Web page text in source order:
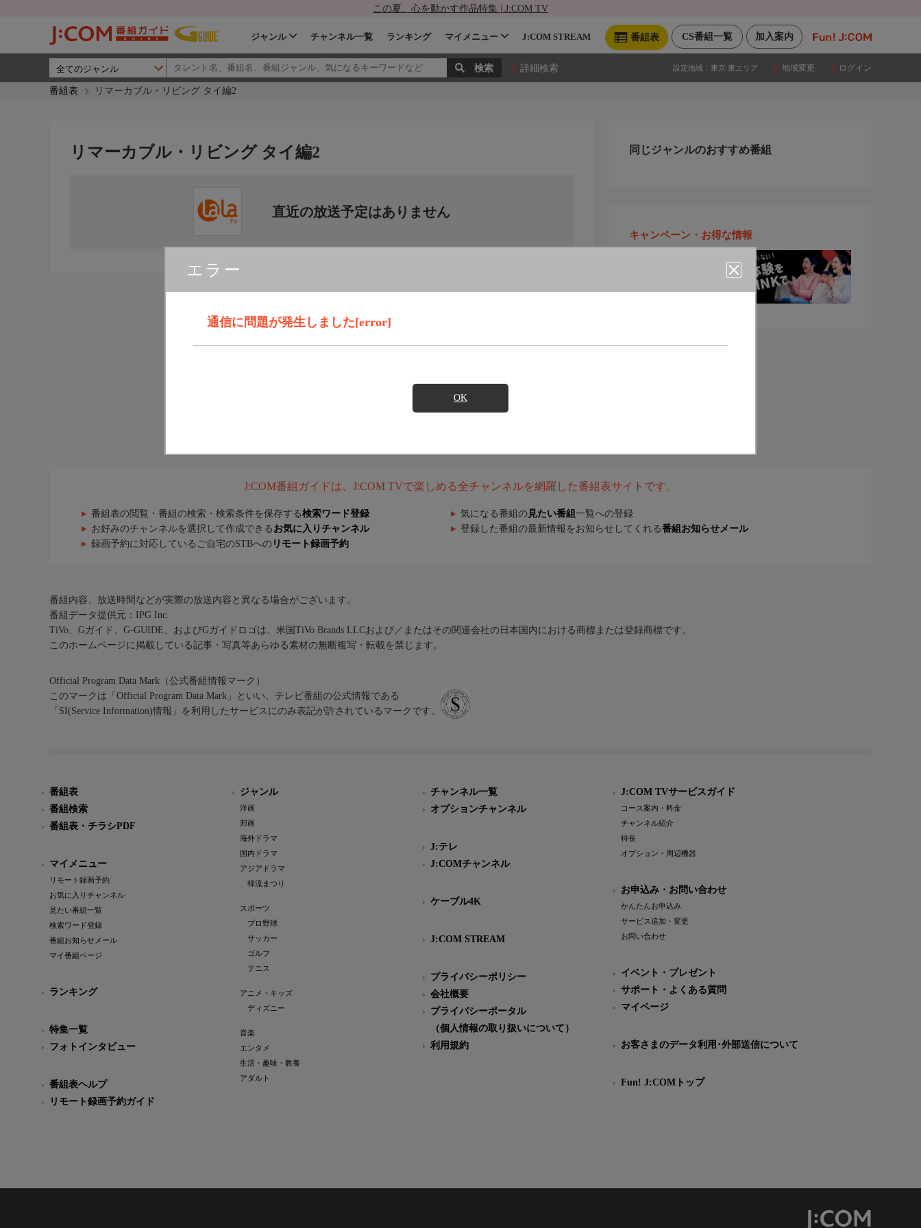
この夏、心を動かす作品特集 | J:COM TV
加入案内
CS番組一覧
番組表
ジャンル チャンネル一覧 ランキング マイメニュー J:COM STREAM
詳細検索 設定地域： 東京 東エリア 地域変更 ログイン
番組表 リマーカブル・リビング タイ編2
エラー
通信に問題が発生しました[error]
OK
リマーカブル・リビング タイ編2
直近の放送予定はありません
同じジャンルのおすすめ番組
キャンペーン・お得な情報
J:COM番組ガイドは、J:COM TVで楽しめる全チャンネルを網羅した番組表サイトです。
番組表の閲覧・番組の検索・検索条件を保存する検索ワード登録 気になる番組の 見たい番組 一覧への登録
お好みのチャンネルを選択して作成できる お気に入りチャンネル 登録した番組の最新情報をお知らせしてくれる番組お知らせメール
録画予約に対応しているご自宅のSTBへの リモート録画予約
番組内容、放送時間などが実際の放送内容と異なる場合がございます。
番組データ提供元：IPG Inc.
TiVo、Gガイド、G-GUIDE、およびGガイドロゴは、米国TiVo Brands LLCおよび／またはその関連会社の日本国内における商標または登録商標です。
このホームページに掲載している記事・写真等あらゆる素材の無断複写・転載を禁じます。
Official Program Data Mark（公式番組情報マーク）
このマークは「Official Program Data Mark」といい、テレビ番組の公式情報である
「SI(Service Information)情報」を利用したサービスにのみ表記が許されているマークです。
番組表
番組検索
番組表・チラシPDF
マイメニュー
リモート録画予約
お気に入りチャンネル
見たい番組一覧
検索ワード登録
番組お知らせメール
マイ番組ページ
ランキング
特集一覧
フォトインタビュー
番組表ヘルプ
リモート録画予約ガイド
ジャンル
洋画
邦画
海外ドラマ
国内ドラマ
アジアドラマ
韓流まつり
スポーツ
プロ野球
サッカー
ゴルフ
テニス
アニメ・キッズ
ディズニー
音楽
エンタメ
生活・趣味・教養
アダルト
チャンネル一覧
オプションチャンネル
J:テレ
J:COMチャンネル
ケーブル4K
J:COM STREAM
プライバシーポリシー
会社概要
プライバシーポータル
（個人情報の取り扱いについて）
利用規約
J:COM TVサービスガイド
コース案内・料金
チャンネル紹介
特長
オプション・周辺機器
お申込み・お問い合わせ
かんたんお申込み
サービス追加・変更
お問い合わせ
イベント・プレゼント
サポート・よくある質問
マイページ
お客さまのデータ利用･外部送信について
Fun! J:COMトップ